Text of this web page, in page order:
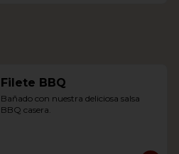
Filete BBQ
Bañado con nuestra deliciosa salsa
BBQ casera.